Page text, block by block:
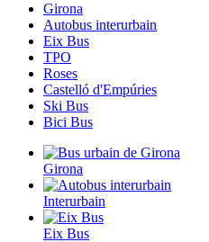
Girona
Autobus interurbain
Eix Bus
TPO
Roses
Castelló d'Empúries
Ski Bus
Bici Bus
Girona
Interurbain
Eix Bus